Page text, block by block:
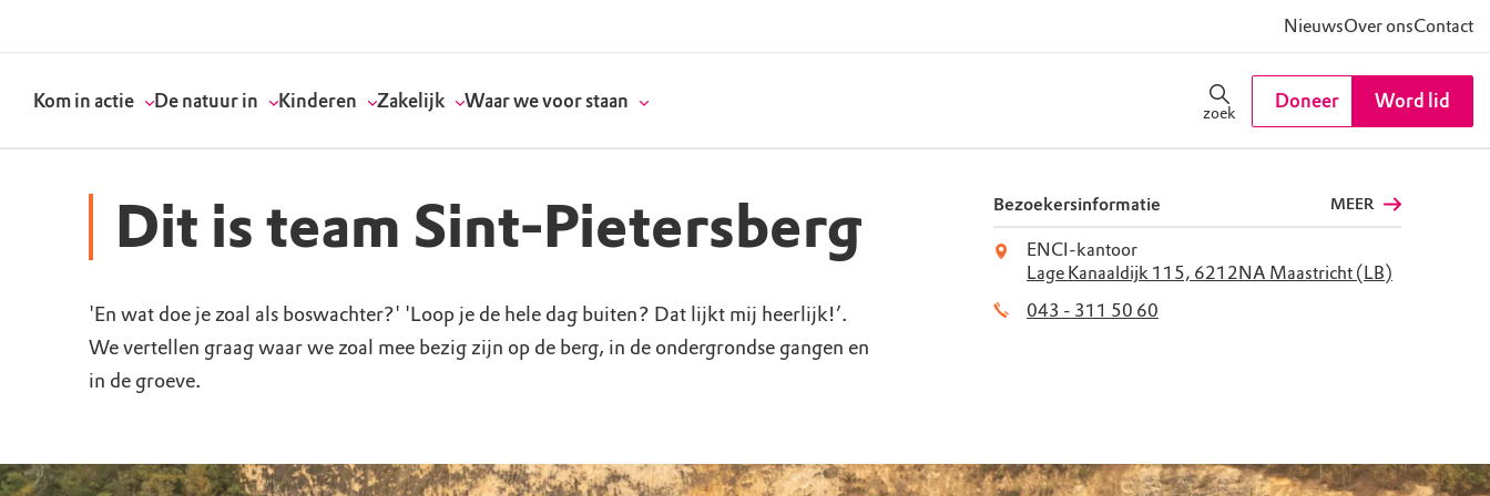
NieuwsOver onsContact
Kom in actie
Word lid
De natuur in
Agenda
Kinderen
Speelnatuur
Zakelijk
Strategisch partnerschap
Waar we voor staan
Standpunten
zoek
Doneer Word lid
Dit is team Sint-Pietersberg
'En wat doe je zoal als boswachter?' 'Loop je de hele dag buiten? Dat lijkt mij heerlijk!’.
We vertellen graag waar we zoal mee bezig zijn op de berg, in de ondergrondse gangen en
in de groeve.
Bezoekersinformatie MEER
ENCI-kantoor
Lage Kanaaldijk 115, 6212NA Maastricht (LB)
043 - 311 50 60